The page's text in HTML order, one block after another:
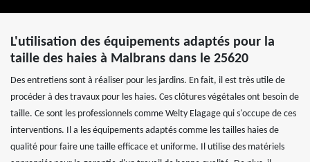
L'utilisation des équipements adaptés pour la
taille des haies à Malbrans dans le 25620
Des entretiens sont à réaliser pour les jardins. En fait, il est très utile de
procéder à des travaux pour les haies. Ces clôtures végétales ont besoin de
taille. Ce sont les professionnels comme Welty Elagage qui s'occupe de ces
interventions. Il a les équipements adaptés comme les tailles haies de
qualité pour faire une taille efficace et uniforme. Il utilise des matériels